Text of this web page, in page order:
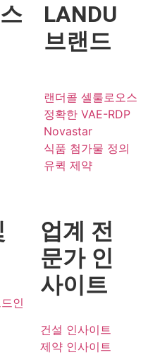
LANDU
브랜드
랜더콜 셀룰로오스
정확한 VAE-RDP
Novastar
식품 첨가물 정의
유퀵 제약
인
업계 전
문가 인
사이트
건설 인사이트
제약 인사이트